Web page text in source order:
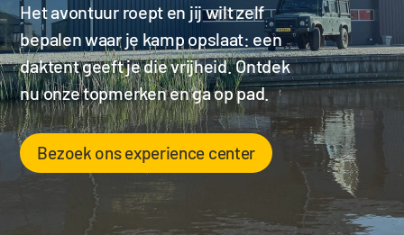
Het avontuur roept en jij wilt zelf
bepalen waar je kamp opslaat: een
daktent geeft je die vrijheid. Ontdek
nu onze topmerken en ga op pad.
Bezoek ons experience center